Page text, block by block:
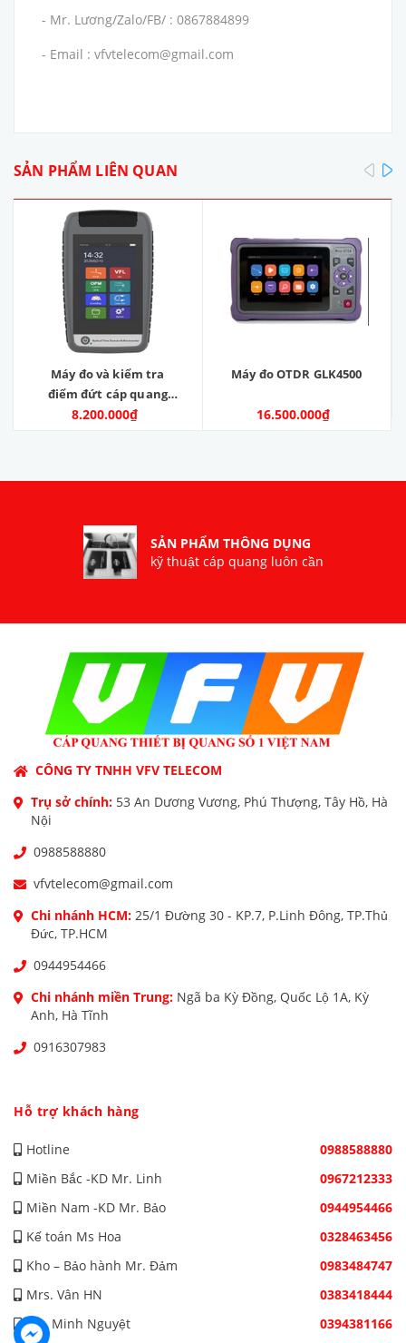
- Mr. Lương/Zalo/FB/ : 0867884899
- Email : vfvtelecom@gmail.com
SẢN PHẨM LIÊN QUAN
Máy đo và kiểm tra
điểm đứt cáp quang
OTDR. Model: OTDR-V9.
8.200.000₫
Máy đo OTDR GLK4500
16.500.000₫
SẢN PHẨM THÔNG DỤNG
kỹ thuật cáp quang luôn cần
CÔNG TY TNHH VFV TELECOM
Trụ sở chính: 53 An Dương Vương, Phú Thượng, Tây Hồ, Hà
Nội
0988588880
vfvtelecom@gmail.com
Chi nhánh HCM: 25/1 Đường 30 - KP.7, P.Linh Đông, TP.Thủ
Đức, TP.HCM
0944954466
Chi nhánh miền Trung: Ngã ba Kỳ Đồng, Quốc Lộ 1A, Kỳ
Anh, Hà Tĩnh
0916307983
Hỗ trợ khách hàng
Hotline
0988588880
Miền Bắc -KD Mr. Linh
0967212333
Miền Nam -KD Mr. Bảo
0944954466
Kế toán Ms Hoa
0328463456
Kho – Bảo hành Mr. Đảm
0983484747
Mrs. Vân HN
0383418444
Ms. Minh Nguyệt
0394381166